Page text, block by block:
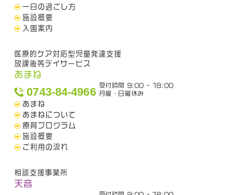
一日の過ごし方
施設概要
入園案内
医療的ケア対応型児童発達支援
放課後等デイサービス
あまね
0743-84-4966
受付時間 9:00 - 18:00
月曜・日曜休み
あまね
あまねについて
療育プログラム
施設概要
ご利用の流れ
相談支援事業所
天音